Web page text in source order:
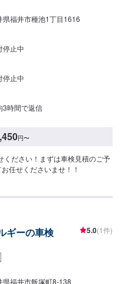
県福井市種池1丁目1616
停止中
停止中
3時間で返信
円〜
ください！まずは車検見積のご予
任せくださいませ！！
ギーの車検 5.0(1件)
県福井市飯塚町8-138